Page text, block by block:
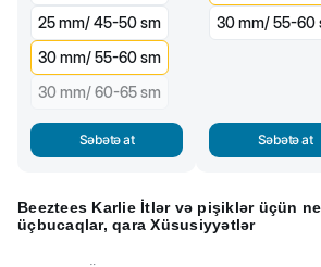
25 mm/ 45-50 sm
30 mm/ 55-60 sm
30 mm/ 60-65 sm
Səbətə at
30 mm/ 55-60
Səbətə at
Beeztees Karlie İtlər və pişiklər üçün
üçbucaqlar, qara Xüsusiyyətlər